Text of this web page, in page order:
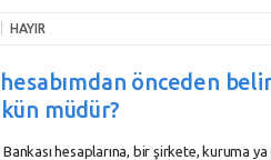
HAYIR
önceden
müdür?
hesaplarına, bir şirkete, kuruma